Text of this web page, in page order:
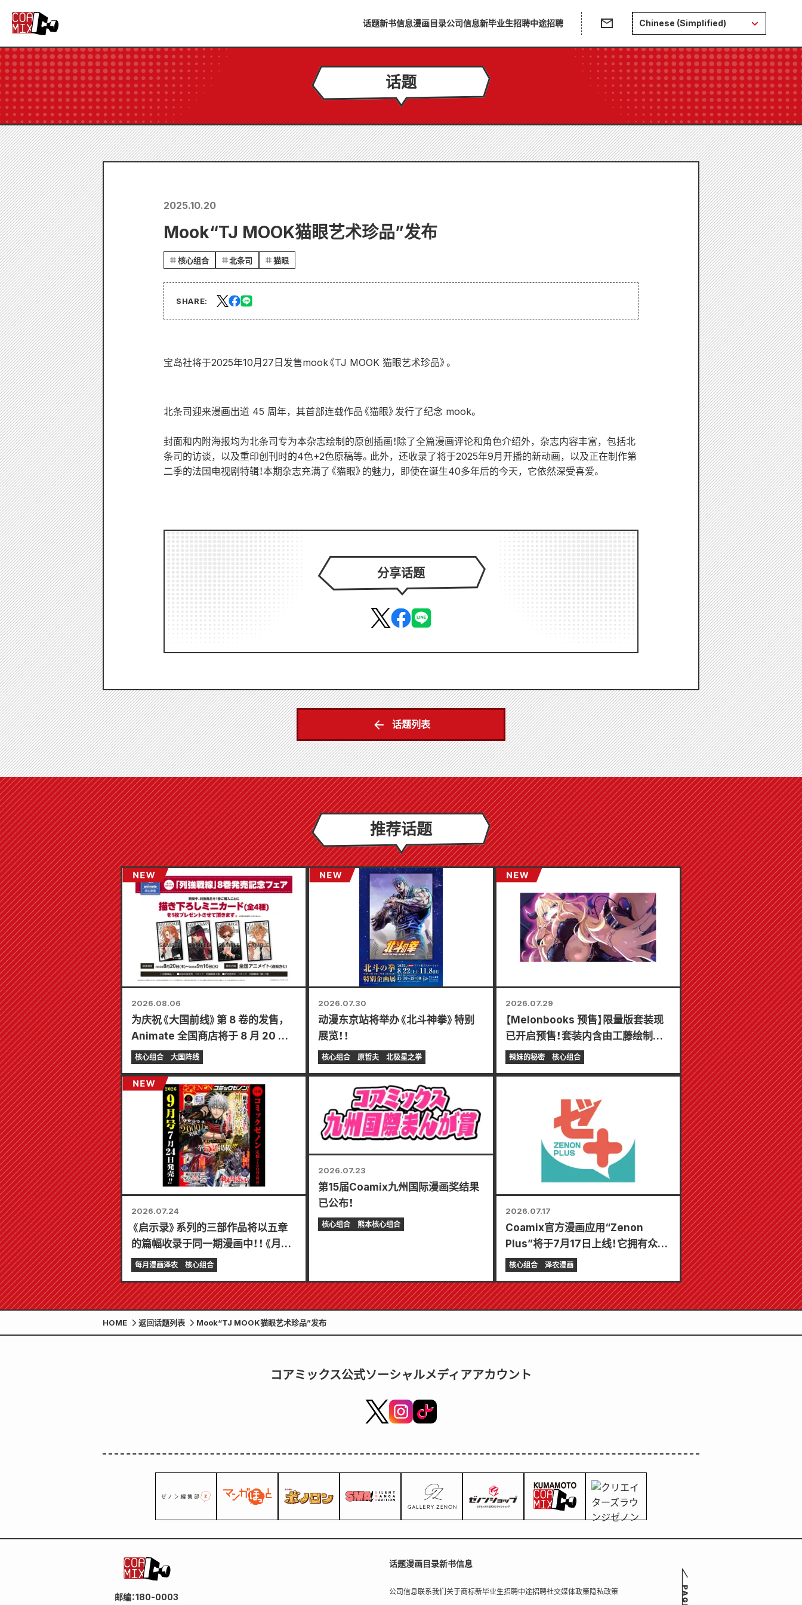
话题新书信息漫画目录公司信息新毕业生招聘中途招聘 Chinese (Simplified)
话题
2025.10.20
Mook“TJ MOOK猫眼艺术珍品”发布
核心组合 北条司 猫眼
SHARE:
宝岛社将于2025年10月27日发售mook《TJ MOOK 猫眼艺术珍品》。
北条司迎来漫画出道 45 周年，其首部连载作品《猫眼》发行了纪念 mook。
封面和内附海报均为北条司专为本杂志绘制的原创插画！除了全篇漫画评论和角色介绍外，杂志内容丰富，包括北
条司的访谈，以及重印创刊时的4色+2色原稿等。此外，还收录了将于2025年9月开播的新动画，以及正在制作第
二季的法国电视剧特辑！本期杂志充满了《猫眼》的魅力，即使在诞生40多年后的今天，它依然深受喜爱。
分享话题
话题列表
推荐话题
2026.08.06
为庆祝《大国前线》第 8 卷的发售，
Animate 全国商店将于 8 月 20 日
起举办限时展销会，届时可获得特制
迷你卡片（共 4 种）！
核心组合 大国阵线
2026.07.30
动漫东京站将举办《北斗神拳》特别
展览！！
核心组合 原哲夫 北极星之拳
2026.07.29
【Melonbooks 预售】限量版套装现
已开启预售！套装内含由工藤绘制的
东条冬树精美插画特别版游戏垫！《辣
妹新娘的秘密》最新第6卷将于10月
辣妹的秘密 核心组合
2026.07.24
《启示录》系列的三部作品将以五章
的篇幅收录于同一期漫画中！！《月刊
Comic Zenon》2026年9月刊将于
每月漫画泽农 核心组合
2026.07.23
第15届Coamix九州国际漫画奖结果
已公布！
核心组合 熊本核心组合
2026.07.17
Coamix官方漫画应用“Zenon
Plus”将于7月17日上线！它拥有众多
精彩功能，让您尽享娱乐，包括“选
新”！
核心组合 泽农漫画
HOME 返回话题列表 Mook“TJ MOOK猫眼艺术珍品”发布
コアミックス公式ソーシャルメディアアカウント
邮编：180-0003
话题漫画目录新书信息
公司信息联系我们 关于商标新毕业生招聘中途招聘社交媒体政策隐私政策